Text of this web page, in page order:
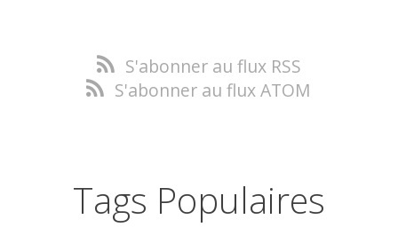
S'abonner au flux RSS
S'abonner au flux ATOM
Tags Populaires